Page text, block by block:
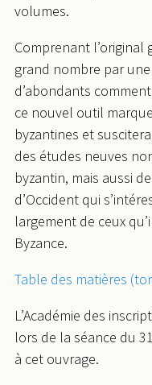
volumes.
Comprenant l’original
grand nombre par
d’abondants
ce nouvel outil
byzantines et
des études neuves
byzantin, mais aussi
d’Occident qui
largement de ceux
Byzance.
Table des matières
L’Académie des
lors de la séance du
à cet ouvrage.